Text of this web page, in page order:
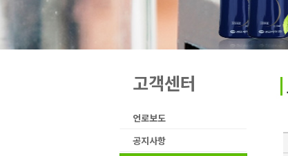
고객센터
언로보도
공지사항